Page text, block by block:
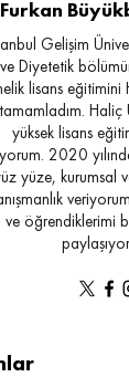
Furkan
Gelişim
ve Diyetetik
lisans
tamamladım. Haliç
yüksek lisans
2020
yüze, kurumsal
ve öğrendiklerimi